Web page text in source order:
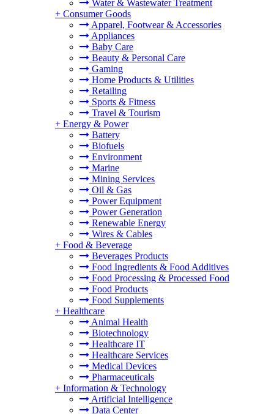
Water & Wastewater Treatment
+ Consumer Goods
Apparel, Footwear & Accessories
Appliances
Baby Care
Beauty & Personal Care
Gaming
Home Products & Utilities
Retailing
Sports & Fitness
Travel & Tourism
+ Energy & Power
Battery
Biofuels
Environment
Marine
Mining Services
Oil & Gas
Power Equipment
Power Generation
Renewable Energy
Wires & Cables
+ Food & Beverage
Beverages Products
Food Ingredients & Food Additives
Food Processing & Processed Food
Food Products
Food Supplements
+ Healthcare
Animal Health
Biotechnology
Healthcare IT
Healthcare Services
Medical Devices
Pharmaceuticals
+ Information & Technology
Artificial Intelligence
Data Center